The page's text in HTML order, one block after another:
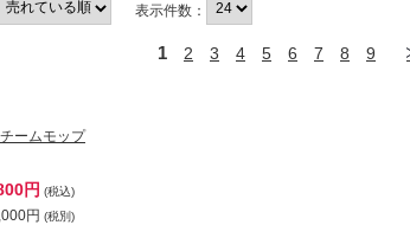
表示件数：
1 2 3 4 5 6 7 8 9
ームモップ
円 (税込)
円 (税別)